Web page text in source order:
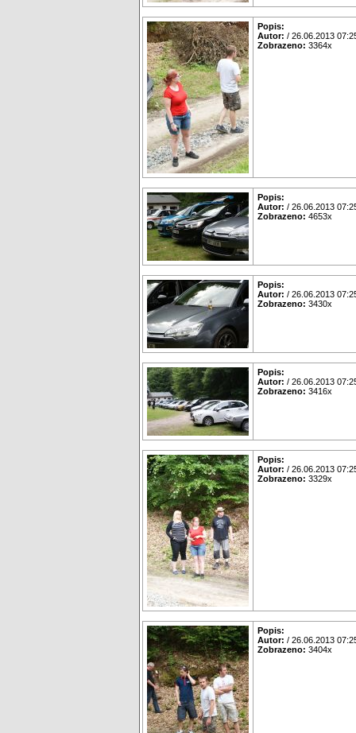
Popis:
Autor: / 26.06.2013
Zobrazeno: 3364x
Popis:
Autor: / 26.06.2013
Zobrazeno: 4653x
Popis:
Autor: / 26.06.2013
Zobrazeno: 3430x
Popis:
Autor: / 26.06.2013
Zobrazeno: 3416x
Popis:
Autor: / 26.06.2013
Zobrazeno: 3329x
Popis:
Autor: / 26.06.2013
Zobrazeno: 3404x